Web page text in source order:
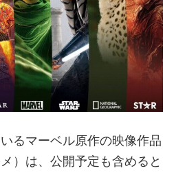
るマーベル原作の映像作品
）は、公開予定も含めると